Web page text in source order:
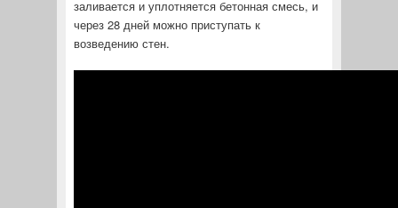
заливается и уплотняется бетонная смесь, и
через 28 дней можно приступать к
возведению стен.